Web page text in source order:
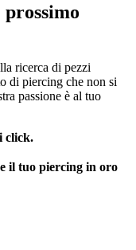
ricerca di pezzi
di piercing che non si
passione è al tuo
click.
il tuo piercing in oro